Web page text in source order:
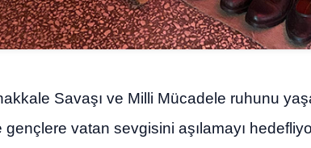
Savaşı ve Milli Mücadele ruhunu
vatan sevgisini aşılamayı